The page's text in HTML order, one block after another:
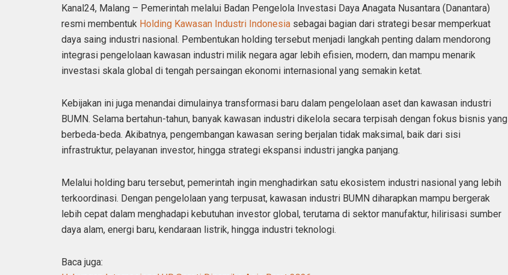
Kanal24, Malang – Pemerintah melalui Badan Pengelola Investasi Daya Anagata Nusantara (Danantara)
resmi membentuk Holding Kawasan Industri Indonesia sebagai bagian dari strategi besar memperkuat
daya saing industri nasional. Pembentukan holding tersebut menjadi langkah penting dalam mendorong
integrasi pengelolaan kawasan industri milik negara agar lebih efisien, modern, dan mampu menarik
investasi skala global di tengah persaingan ekonomi internasional yang semakin ketat.
Kebijakan ini juga menandai dimulainya transformasi baru dalam pengelolaan aset dan kawasan industri
BUMN. Selama bertahun-tahun, banyak kawasan industri dikelola secara terpisah dengan fokus bisnis yang
berbeda-beda. Akibatnya, pengembangan kawasan sering berjalan tidak maksimal, baik dari sisi
infrastruktur, pelayanan investor, hingga strategi ekspansi industri jangka panjang.
Melalui holding baru tersebut, pemerintah ingin menghadirkan satu ekosistem industri nasional yang lebih
terkoordinasi. Dengan pengelolaan yang terpusat, kawasan industri BUMN diharapkan mampu bergerak
lebih cepat dalam menghadapi kebutuhan investor global, terutama di sektor manufaktur, hilirisasi sumber
daya alam, energi baru, kendaraan listrik, hingga industri teknologi.
Baca juga: